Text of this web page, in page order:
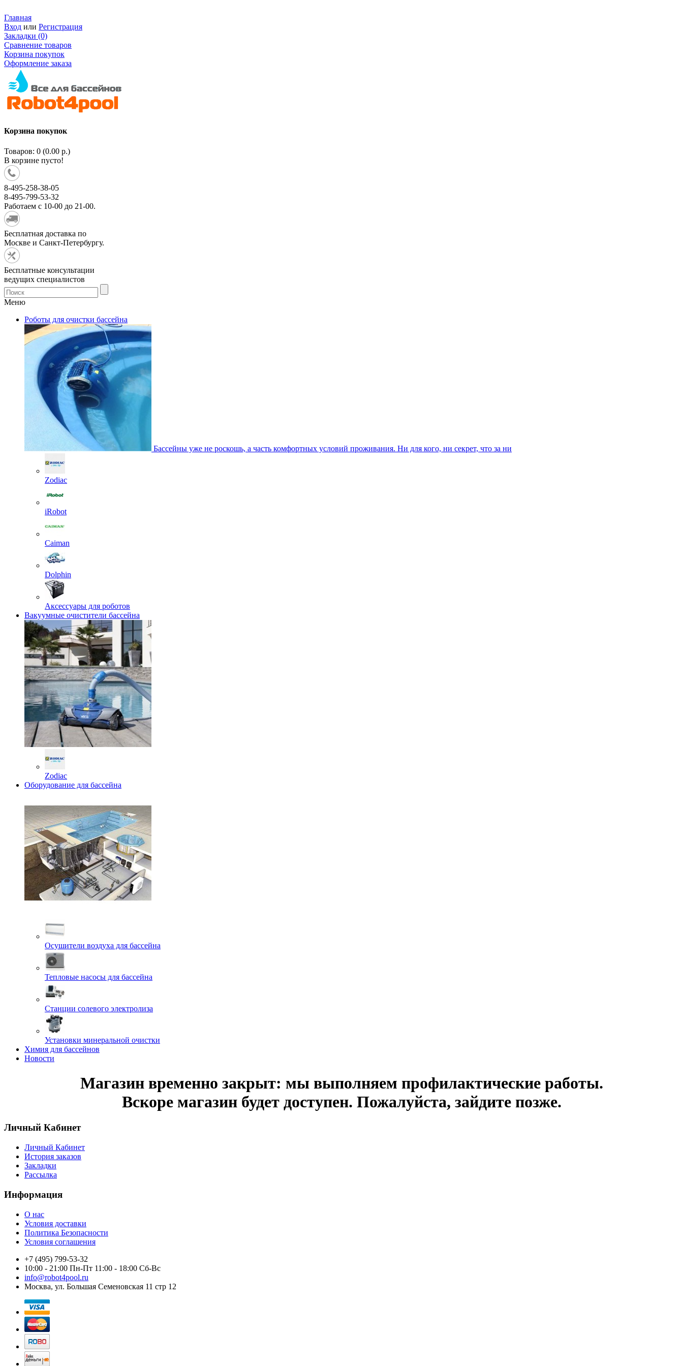
Главная
Вход или Регистрация
Закладки (0)
Сравнение товаров
Корзина покупок
Оформление заказа
Корзина покупок
Товаров: 0 (0.00 р.)
В корзине пусто!
8-495-258-38-05
8-495-799-53-32
Работаем c 10-00 до 21-00.
Бесплатная доставка по
Москве и Санкт-Петербургу.
Бесплатные консультации
ведущих специалистов
Меню
Роботы для очистки бассейна
Бассейны уже не роскошь, а часть комфортных условий проживания. Ни для кого, ни секрет, что за ни
Zodiac
iRobot
Caiman
Dolphin
Аксессуары для роботов
Вакуумные очистители бассейна
Zodiac
Оборудование для бассейна
Осушители воздуха для бассейна
Тепловые насосы для бассейна
Станции солевого электролиза
Установки минеральной очистки
Химия для бассейнов
Новости
Магазин временно закрыт: мы выполняем профилактические работы.
Вскоре магазин будет доступен. Пожалуйста, зайдите позже.
Личный Кабинет
Личный Кабинет
История заказов
Закладки
Рассылка
Информация
О нас
Условия доставки
Политика Безопасности
Условия соглашения
+7 (495) 799-53-32
10:00 - 21:00 Пн-Пт 11:00 - 18:00 Сб-Вс
info@robot4pool.ru
Москва, ул. Большая Семеновская 11 стр 12